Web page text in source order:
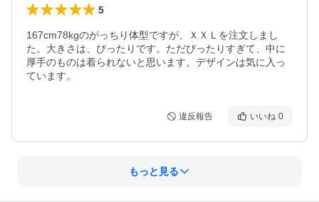
5
167cm78kgのがっちり体型ですが、ＸＸＬを注文しまし
た。大きさは、ぴったりです。ただぴったりすぎて、中に
厚手のものは着られないと思います。デザインは気に入っ
ています。
違反報告 いいね 0
もっと見る